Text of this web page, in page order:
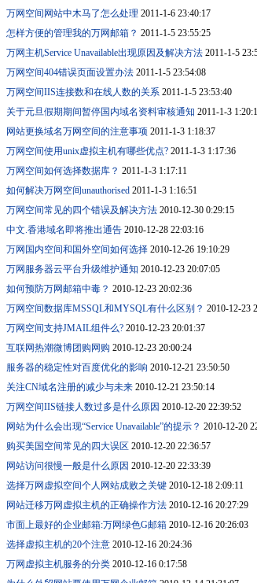
万网空间网站中木马了怎么处理 2011-1-6 23:40:17
怎样方便的管理我的万网邮箱？ 2011-1-5 23:55:25
万网主机Service Unavailable出现原因及解决方法 2011-1-5
万网空间404错误页面设置办法 2011-1-5 23:54:08
万网空间IIS连接数和在线人数的关系 2011-1-5 23:53:40
关于元旦假期期间暂停国内域名资料审核通知 2011-1-3
网站更换域名万网空间的注意事项 2011-1-3 1:18:37
万网空间使用unix虚拟主机有哪些优点? 2011-1-3 1:17:36
万网空间如何选择数据库？ 2011-1-3 1:17:11
如何解决万网空间unauthorised 2011-1-3 1:16:51
万网空间常见的四个错误及解决方法 2010-12-30 0:29:15
中文.香港域名即将推出通告 2010-12-28 22:03:16
万网国内空间和国外空间如何选择 2010-12-26 19:10:29
万网服务器云平台升级维护通知 2010-12-23 20:07:05
如何预防万网邮箱中毒？ 2010-12-23 20:02:36
万网空间数据库MSSQL和MYSQL有什么区别？ 2010-12-23
万网空间支持JMAIL组件么? 2010-12-23 20:01:37
互联网热潮微博团购网购 2010-12-23 20:00:24
服务器的稳定性对百度优化的影响 2010-12-21 23:50:50
关注CN域名注册的减少与未来 2010-12-21 23:50:14
万网空间IIS链接人数过多是什么原因 2010-12-20 22:39:52
网站为什么会出现“Service Unavailable”的提示？ 2010-12-20
购买美国空间常见的四大误区 2010-12-20 22:36:57
网站访问很慢一般是什么原因 2010-12-20 22:33:39
选择万网虚拟空间个人网站成败之关键 2010-12-18 2:09:11
网站迁移万网虚拟主机的正确操作方法 2010-12-16 20:27:29
市面上最好的企业邮箱:万网绿色G邮箱 2010-12-16 20:26:03
选择虚拟主机的20个注意 2010-12-16 20:24:36
万网虚拟主机服务的分类 2010-12-16 0:17:58